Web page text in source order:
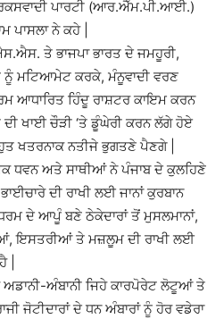
ਪਾਰਟੀ (ਆਰ.ਐੱਮ.ਪੀ.ਆਈ.)
ਪਾਸਲਾ ਨੇ ਕਹੇ |
ਤੇ ਭਾਜਪਾ ਭਾਰਤ ਦੇ ਜਮਹੂਰੀ,
ਮਟਿਆਮੇਟ ਕਰਕੇ, ਮੰਨੂਵਾਦੀ ਵਰਣ
ਆਧਾਰਿਤ ਹਿੰਦੂ ਰਾਸ਼ਟਰ ਕਾਇਮ ਕਰਨ
ਖਾਈ ਚੌੜੀ ‘ਤੇ ਡੂੰਘੇਰੀ ਕਰਨ ਲੱਗੇ ਹੋਏ
ਖਤਰਨਾਕ ਨਤੀਜੇ ਭੁਗਤਣੇ ਪੈਣਗੇ |
ਧਵਨ ਅਤੇ ਸਾਥੀਆਂ ਨੇ ਪੰਜਾਬ ਦੇ ਕੁਲਹਿਣੇ
ਦੀ ਰਾਖੀ ਲਈ ਜਾਨਾਂ ਕੁਰਬਾਨ
ਦੇ ਆਪੂੰ ਬਣੇ ਠੇਕੇਦਾਰਾਂ ਤੋਂ ਮੁਸਲਮਾਨਾਂ,
ਇਸਤਰੀਆਂ ਤੇ ਮਜ਼ਲੂਮ ਦੀ ਰਾਖੀ ਲਈ
|
ਅਡਾਨੀ-ਅੰਬਾਨੀ ਜਿਹੇ ਕਾਰਪੋਰੇਟ ਲੋਟੂਆਂ ਤੇ
ਜੋਟੀਦਾਰਾਂ ਦੇ ਧਨ ਅੰਬਾਰਾਂ ਨੂੰ ਹੋਰ ਵਡੇਰਾ